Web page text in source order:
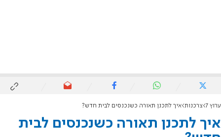
ערוץ 7 צרכנות איך לתכנן תאורה כשנכנסים לבית חדש?
איך לתכנן תאורה כשנכנסים לבית